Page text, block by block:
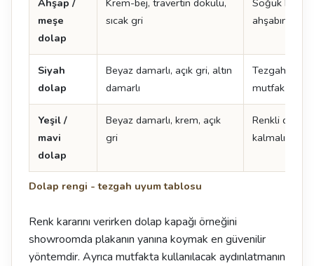
Dolap rengi - tezgah uyum tablosu
Ahşap /
meşe
dolap
Krem-bej, travertin dokulu,
sıcak gri
Soğuk
ahşabın
Siyah
dolap
Beyaz damarlı, açık gri, altın
damarlı
Tezgah açık
mutfak daha
Yeşil /
mavi
dolap
Beyaz damarlı, krem, açık
gri
Renkli
kalmalı
Renk kararını verirken dolap kapağı örneğini
showroomda plakanın yanına koymak en güvenilir
yöntemdir. Ayrıca mutfakta kullanılacak aydınlatmanın